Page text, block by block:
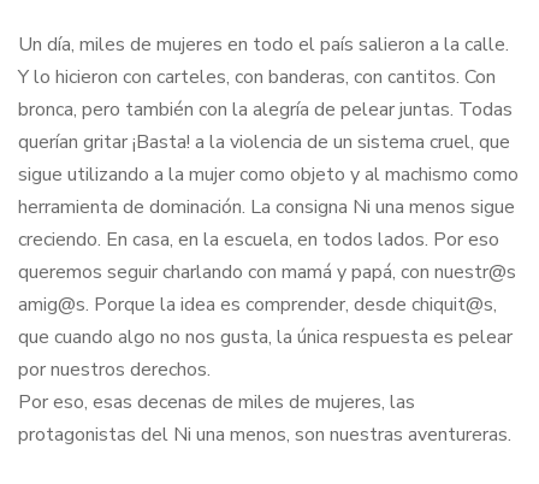
Un día, miles de mujeres en todo el país salieron a la calle.
Y lo hicieron con carteles, con banderas, con cantitos. Con
bronca, pero también con la alegría de pelear juntas. Todas
querían gritar ¡Basta! a la violencia de un sistema cruel, que
sigue utilizando a la mujer como objeto y al machismo como
herramienta de dominación. La consigna Ni una menos sigue
creciendo. En casa, en la escuela, en todos lados. Por eso
queremos seguir charlando con mamá y papá, con nuestr@s
amig@s. Porque la idea es comprender, desde chiquit@s,
que cuando algo no nos gusta, la única respuesta es pelear
por nuestros derechos.
Por eso, esas decenas de miles de mujeres, las
protagonistas del Ni una menos, son nuestras aventureras.